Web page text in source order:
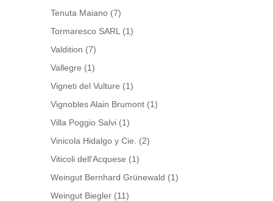
Tenuta Maiano (7)
Tormaresco SARL (1)
Valdition (7)
Vallegre (1)
Vigneti del Vulture (1)
Vignobles Alain Brumont (1)
Villa Poggio Salvi (1)
Vinicola Hidalgo y Cie.
(2)
Viticoli dell'Acquese (1)
Weingut Bernhard Grünewald (1)
Weingut Biegler (11)